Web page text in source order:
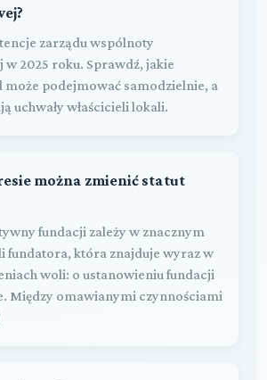
zarządu wspólnoty
w 2025 roku. Sprawdź, jakie
może podejmować samodzielnie, a
uchwały właścicieli lokali.
można zmienić statut
fundacji zależy w znacznym
fundatora, która znajduje wyraz w
woli: o ustanowieniu fundacji
Między omawianymi czynnościami